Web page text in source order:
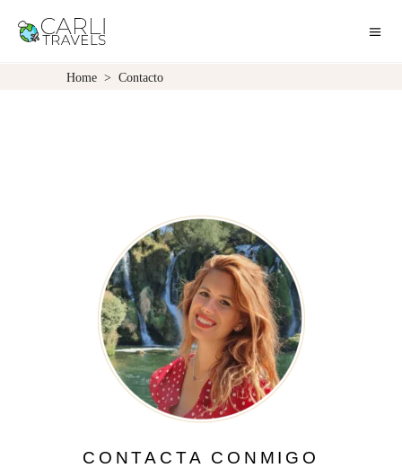
Home > Contacto
CONTACTA CONMIGO